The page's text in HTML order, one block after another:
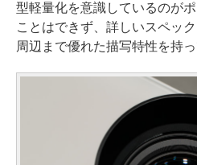
型軽量化を意識しているのが
ことはできず、詳しいスペッ
周辺まで優れた描写特性を持っ